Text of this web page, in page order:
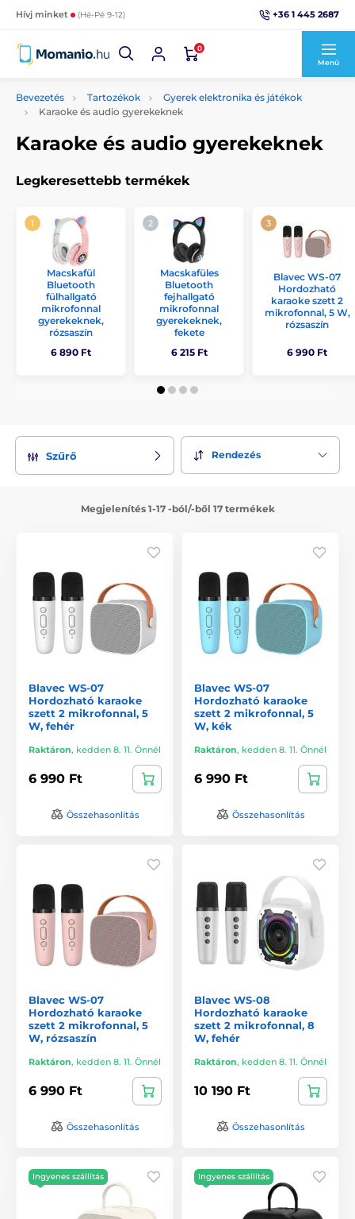
Hívj minket (Hé-Pé 9-12) +36 1 445 2687
0
Menü
Bevezetés Tartozékok
Gyerek elektronika és játékok
Karaoke és audio gyerekeknek
Karaoke és audio gyerekeknek
Legkeresettebb termékek
Macskafül
Bluetooth
fülhallgató
mikrofonnal
gyerekeknek,
rózsaszín
6 890 Ft
Macskafüles
Bluetooth
fejhallgató
mikrofonnal
gyerekeknek,
fekete
6 215 Ft
Blavec WS-07
Hordozható
karaoke szett 2
mikrofonnal, 5 W,
rózsaszín
6 990 Ft
Szűrő Rendezés
Megjelenítés 1-17 -ból/-ből 17 termékek
Blavec WS-07
Hordozható karaoke
szett 2 mikrofonnal, 5
W, fehér
Raktáron, kedden 8. 11. Önnél
6 990 Ft
Összehasonlítás
Blavec WS-07
Hordozható karaoke
szett 2 mikrofonnal, 5
W, kék
Raktáron, kedden 8. 11. Önnél
6 990 Ft
Összehasonlítás
Blavec WS-07
Hordozható karaoke
szett 2 mikrofonnal, 5
W, rózsaszín
Raktáron, kedden 8. 11. Önnél
6 990 Ft
Összehasonlítás
Blavec WS-08
Hordozható karaoke
szett 2 mikrofonnal, 8
W, fehér
Raktáron, kedden 8. 11. Önnél
10 190 Ft
Összehasonlítás
Ingyenes szállítás Ingyenes szállítás